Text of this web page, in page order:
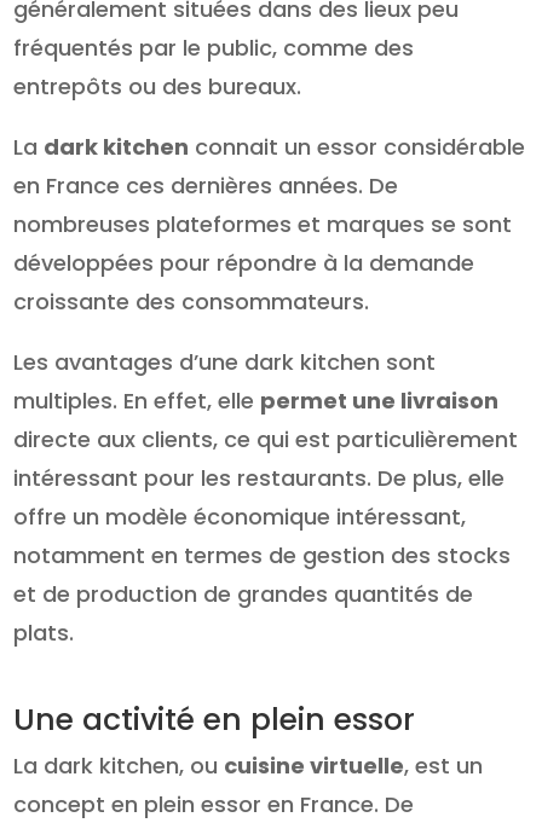
généralement situées dans des lieux peu
fréquentés par le public, comme des
entrepôts ou des bureaux.
La dark kitchen connait un essor considérable
en France ces dernières années. De
nombreuses plateformes et marques se sont
développées pour répondre à la demande
croissante des consommateurs.
Les avantages d’une dark kitchen sont
multiples. En effet, elle permet une livraison
directe aux clients, ce qui est particulièrement
intéressant pour les restaurants. De plus, elle
offre un modèle économique intéressant,
notamment en termes de gestion des stocks
et de production de grandes quantités de
plats.
Une activité en plein essor
La dark kitchen, ou cuisine virtuelle, est un
concept en plein essor en France. De